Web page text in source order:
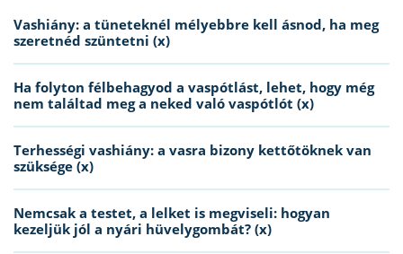
Vashiány: a tüneteknél mélyebbre kell ásnod, ha meg
szeretnéd szüntetni (x)
Ha folyton félbehagyod a vaspótlást, lehet, hogy még
nem találtad meg a neked való vaspótlót (x)
Terhességi vashiány: a vasra bizony kettőtöknek van
szüksége (x)
Nemcsak a testet, a lelket is megviseli: hogyan
kezeljük jól a nyári hüvelygombát? (x)